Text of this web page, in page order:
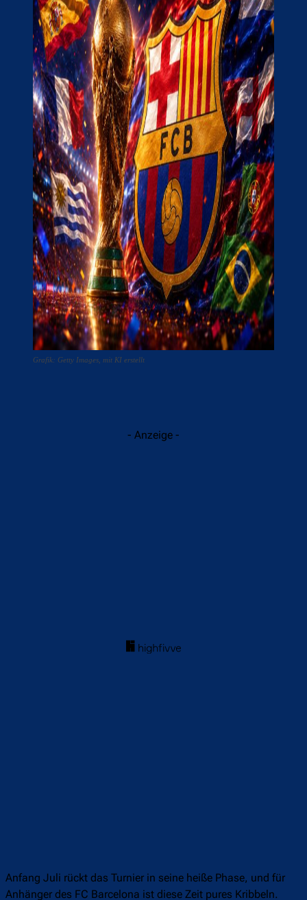
Grafik: Getty Images, mit KI erstellt
- Anzeige -
Anfang Juli rückt das Turnier in seine heiße Phase, und für
Anhänger des FC Barcelona ist diese Zeit pures Kribbeln.